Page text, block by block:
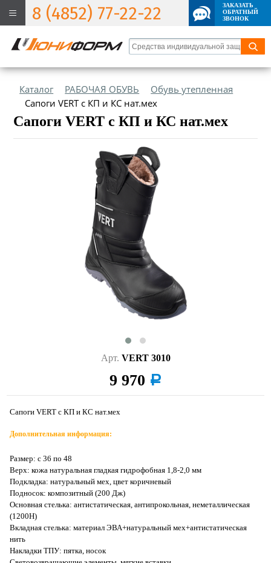
8 (4852) 77-22-22
ЗАКАЗАТЬ
ОБРАТНЫЙ
ЗВОНОК
Каталог РАБОЧАЯ ОБУВЬ
Обувь утепленная
Сапоги VERT с КП и КС нат.мех
Сапоги VERT с КП и КС нат.мех
Арт. VERT 3010
9 970 a
Сапоги VERT с КП и КС нат.мех
Дополнительная информация:
Размер: с 36 по 48
Верх: кожа натуральная гладкая гидрофобная 1,8-2,0 мм
Подкладка: натуральный мех, цвет коричневый
Подносок: композитный (200 Дж)
Основная стелька: антистатическая, антипрокольная, неметаллическая
(1200H)
Вкладная стелька: материал ЭВА+натуральный мех+антистатическая
нить
Накладки ТПУ: пятка, носок